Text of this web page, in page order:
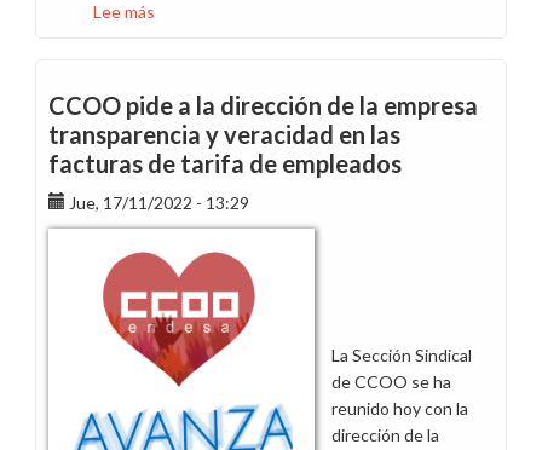
Lee más
una
jornada
sobre
la
tarifa
de
empleado
de
Endesa
para
toda
plantilla
CCOO pide a la dirección de la empresa
transparencia y veracidad en las
facturas de tarifa de empleados
Jue, 17/11/2022 - 13:29
La Sección Sindical
de CCOO se ha
reunido hoy con la
dirección de la